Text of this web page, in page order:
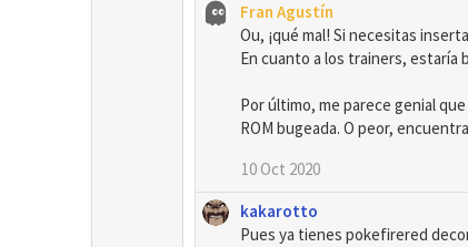
Fran Agustín
Ou, ¡qué mal! Si necesitas
En cuanto a los trainers, estaría
Por último, me parece genial
ROM bugeada. O peor,
10 Oct 2020
kakarotto
Pues ya tienes pokefirered